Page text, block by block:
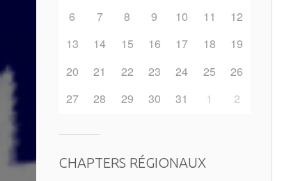
6
7 8 9 10 11
12
13
14 15 16 17 18
19
20
21 22 23 24 25
26
27
28 29 30 31 1 2
CHAPTERS RÉGIONAUX